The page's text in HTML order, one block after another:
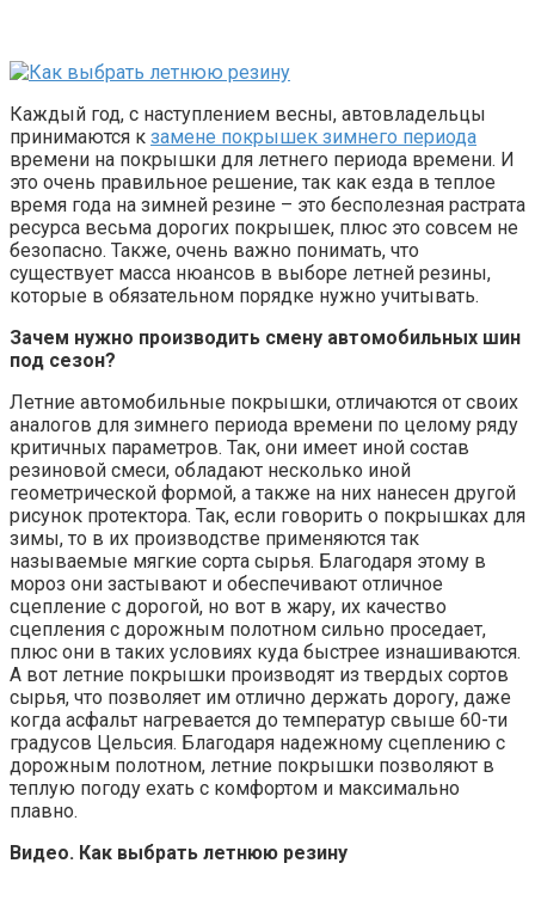
Каждый год, с наступлением весны, автовладельцы
принимаются к замене покрышек зимнего периода
времени на покрышки для летнего периода времени. И
это очень правильное решение, так как езда в теплое
время года на зимней резине – это бесполезная растрата
ресурса весьма дорогих покрышек, плюс это совсем не
безопасно. Также, очень важно понимать, что
существует масса нюансов в выборе летней резины,
которые в обязательном порядке нужно учитывать.
Зачем нужно производить смену автомобильных шин
под сезон?
Летние автомобильные покрышки, отличаются от своих
аналогов для зимнего периода времени по целому ряду
критичных параметров. Так, они имеет иной состав
резиновой смеси, обладают несколько иной
геометрической формой, а также на них нанесен другой
рисунок протектора. Так, если говорить о покрышках для
зимы, то в их производстве применяются так
называемые мягкие сорта сырья. Благодаря этому в
мороз они застывают и обеспечивают отличное
сцепление с дорогой, но вот в жару, их качество
сцепления с дорожным полотном сильно проседает,
плюс они в таких условиях куда быстрее изнашиваются.
А вот летние покрышки производят из твердых сортов
сырья, что позволяет им отлично держать дорогу, даже
когда асфальт нагревается до температур свыше 60-ти
градусов Цельсия. Благодаря надежному сцеплению с
дорожным полотном, летние покрышки позволяют в
теплую погоду ехать с комфортом и максимально
плавно.
Видео. Как выбрать летнюю резину